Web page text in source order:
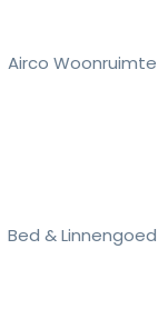
Airco Woonruimte
Bed & Linnengoed